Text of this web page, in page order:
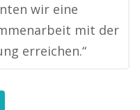
wir eine
mit der
erreichen.“